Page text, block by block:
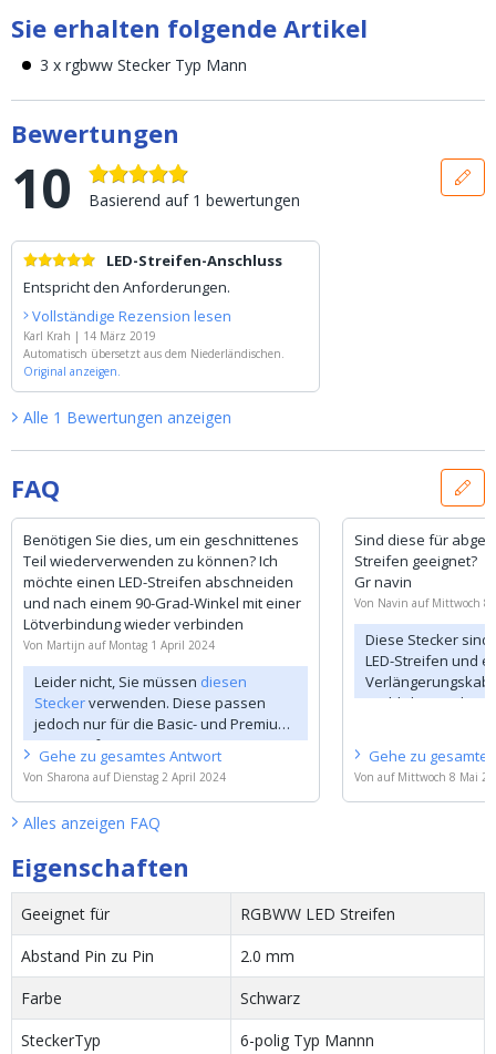
Sie erhalten folgende Artikel
3 x rgbww Stecker Typ Mann
Bewertungen
10 Basierend auf 1 bewertungen
LED-Streifen-Anschluss
Entspricht den Anforderungen.
Vollständige Rezension lesen
Karl Krah | 14 März 2019
Automatisch übersetzt aus dem Niederländischen.
Original anzeigen.
Alle 1 Bewertungen anzeigen
FAQ
Benötigen Sie dies, um ein geschnittenes
Teil wiederverwenden zu können? Ich
möchte einen LED-Streifen abschneiden
und nach einem 90-Grad-Winkel mit einer
Lötverbindung wieder verbinden
Von Martijn auf Montag 1 April 2024
Leider nicht, Sie müssen diesen
Steckerverwenden. Diese passen
jedoch nur für die Basic- und Premium-
LED-Streifen.
Gehe zu gesamtes Antwort
Von Sharona auf Dienstag 2 April 2024
Sind diese für
Streifen geeignet?
Gr navin
Von Navin auf Mittwoch 8
Diese Stecker
LED-Streifen und
weibliche Stecker
geeignet.
Gehe zu gesamtes
Von auf Mittwoch 8 Mai
Alles anzeigen FAQ
Eigenschaften
Geeignet für
RGBWW LED Streifen
Abstand Pin zu Pin
2.0 mm
Farbe
Schwarz
SteckerTyp
6-polig Typ Mannn